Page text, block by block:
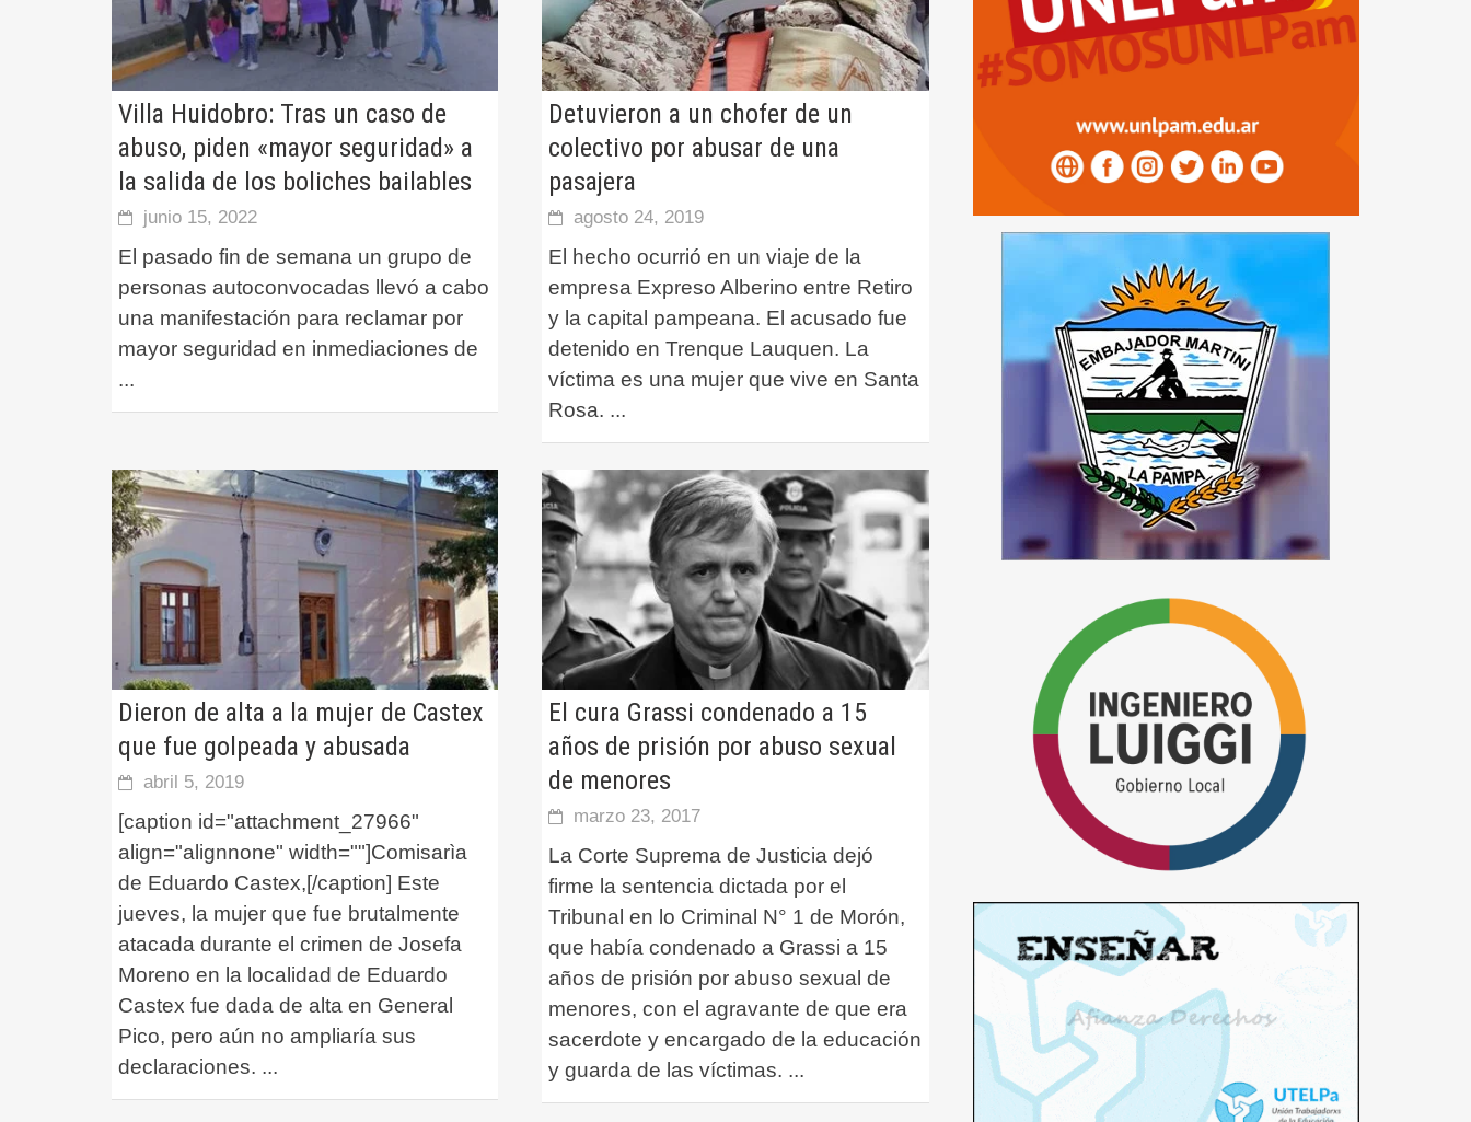
Villa Huidobro: Tras un caso de
abuso, piden «mayor seguridad» a
la salida de los boliches bailables
junio 15, 2022
El pasado fin de semana un grupo de
personas autoconvocadas llevó a cabo
una manifestación para reclamar por
mayor seguridad en inmediaciones de
...
Detuvieron a un chofer de un
colectivo por abusar de una
pasajera
agosto 24, 2019
El hecho ocurrió en un viaje de la
empresa Expreso Alberino entre Retiro
y la capital pampeana. El acusado fue
detenido en Trenque Lauquen. La
víctima es una mujer que vive en Santa
Rosa. ...
Dieron de alta a la mujer de Castex
que fue golpeada y abusada
abril 5, 2019
[caption id="attachment_27966"
align="alignnone" width=""]Comisarìa
de Eduardo Castex,[/caption] Este
jueves, la mujer que fue brutalmente
atacada durante el crimen de Josefa
Moreno en la localidad de Eduardo
Castex fue dada de alta en General
Pico, pero aún no ampliaría sus
declaraciones. ...
El cura Grassi condenado a 15
años de prisión por abuso sexual
de menores
marzo 23, 2017
La Corte Suprema de Justicia dejó
firme la sentencia dictada por el
Tribunal en lo Criminal N° 1 de Morón,
que había condenado a Grassi a 15
años de prisión por abuso sexual de
menores, con el agravante de que era
sacerdote y encargado de la educación
y guarda de las víctimas. ...